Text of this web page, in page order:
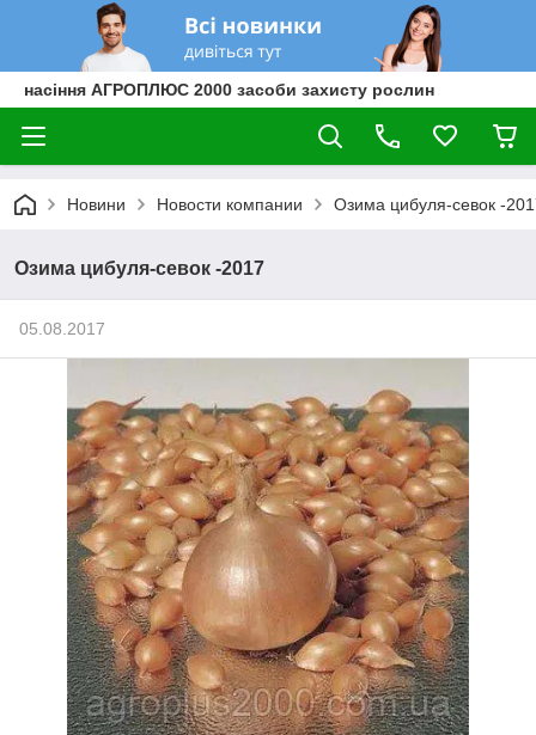
насіння АГРОПЛЮС 2000 засоби захисту рослин
Новини Новости компании Озима цибуля-севок -
Озима цибуля-севок -2017
05.08.2017